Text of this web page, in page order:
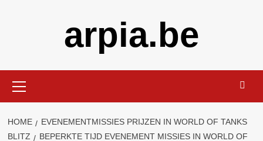
arpia.be
Menu
HOME
EVENEMENTMISSIES PRIJZEN IN WORLD OF TANKS
BLITZ
BEPERKTE TIJD EVENEMENT MISSIES IN WORLD OF